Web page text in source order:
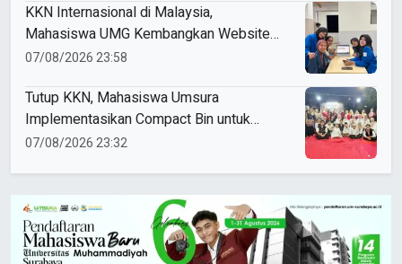
KKN Internasional di Malaysia,
Mahasiswa UMG Kembangkan Website
Pengenalan Budaya Indonesia
07/08/2026 23:58
Tutup KKN, Mahasiswa Umsura
Implementasikan Compact Bin untuk
Sampah Anorganik di Ketabang
07/08/2026 23:32